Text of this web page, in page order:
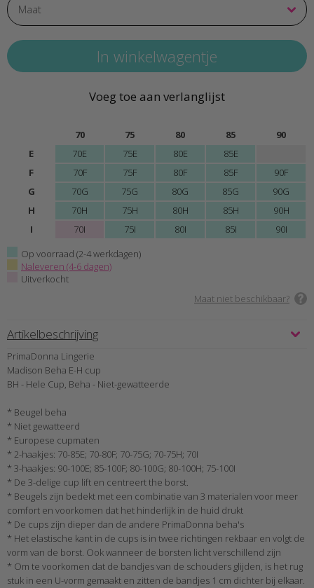
Voeg toe aan verlanglijst
70 75 80 85
90
E
70E 75E 80E
85E
F
70F 75F 80F 85F
90F
G
70G 75G 80G 85G
90G
H
70H 75H 80H 85H
90H
I
70I 75I 80I 85I
90I
Op voorraad (2-4 werkdagen)
Naleveren (4-6 dagen)
Uitverkocht
Maat niet beschikbaar?
Artikelbeschrijving
PrimaDonna Lingerie
Madison Beha E-H cup
BH - Hele Cup, Beha - Niet-gewatteerde
* Beugel beha
* Niet gewatteerd
* Europese cupmaten
* 2-haakjes: 70-85E; 70-80F; 70-75G; 70-75H; 70I
* 3-haakjes: 90-100E; 85-100F; 80-100G; 80-100H; 75-100I
* De 3-delige cup lift en centreert the borst.
* Beugels zijn bedekt met een combinatie van 3 materialen voor meer
comfort en voorkomen dat het hinderlijk in de huid drukt
* De cups zijn dieper dan de andere PrimaDonna beha's
* Het elastische kant in de cups is in twee richtingen rekbaar en volgt de
vorm van de borst. Ook wanneer de borsten licht verschillend zijn
* Om te voorkomen dat de bandjes van de schouders glijden, is het rug
stuk in een U-vorm gemaakt en zitten de bandjes 1 cm dichter bij elkaar.